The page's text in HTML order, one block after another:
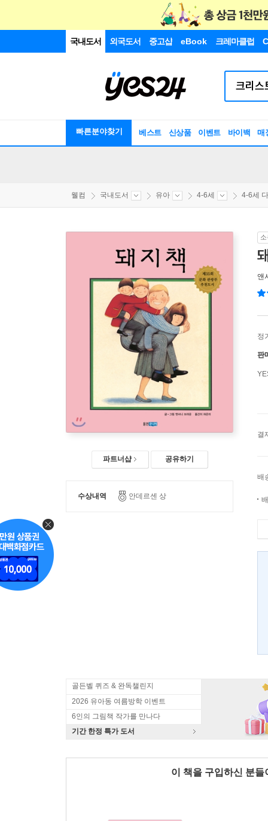
국내도서 외국도서 중고샵 eBook 크레마클럽
빠른분야찾기 베스트 신상품 이벤트 바이백 매
웰컴 국내도서 유아 4-6세 4-6세
파트너샵 공유하기
수상내역 안데르센 상
앤
정
판
결
배
골든벨 퀴즈 & 완독챌린지
2026 유아동 여름방학 이벤트
6인의 그림책 작가를 만나다
기간 한정 특가 도서
이 책을 구입하신 분